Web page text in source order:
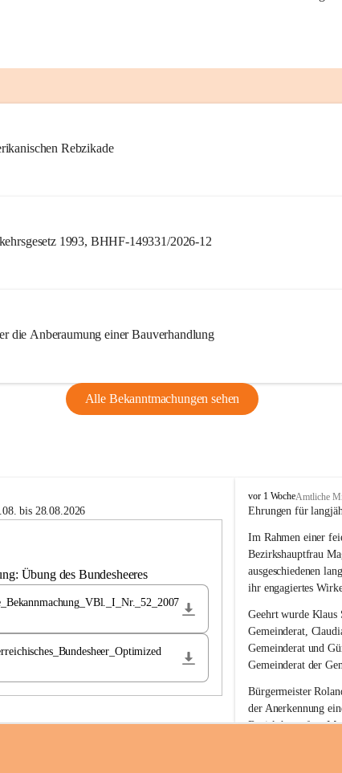
Rebzikade
1993, BHHF-149331/2026-12
die Anberaumung einer Bauverhandlung
Alle Bekanntmachungen sehen
bis 28.08.2026
Übung des Bundesheeres
B
u
h
-
S
t
M
a
g
d
a
l
e
n
a
vor 1 WocheAmtliche
Ehrungen für
Im Rahmen einer
Bezirkshauptfrau
ausgeschiedenen
ihr engagiertes
Geehrt wurde Klaus
Gemeinderat,
Gemeinderat und
Gemeinderat der
Bürgermeister
der Anerkennung
Bezirkshauptfrau